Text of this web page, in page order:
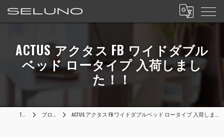
ACTUS アクタス FB ワイドダブル
ベッド ロータイプ 入荷しまし
た！！
TOP ブログ ACTUS アクタス FB ワイドダブルベッド ロータイプ 入荷しました！！